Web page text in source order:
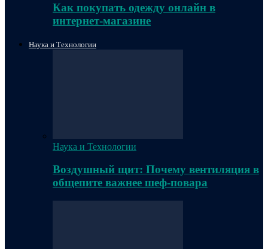
Как покупать одежду онлайн в
интернет-магазине
Наука и Технологии
Наука и Технологии
Воздушный щит: Почему вентиляция в
общепите важнее шеф-повара